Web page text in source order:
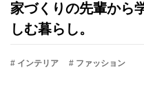
家づくりの先輩から
しむ暮らし。
# インテリア # ファッション